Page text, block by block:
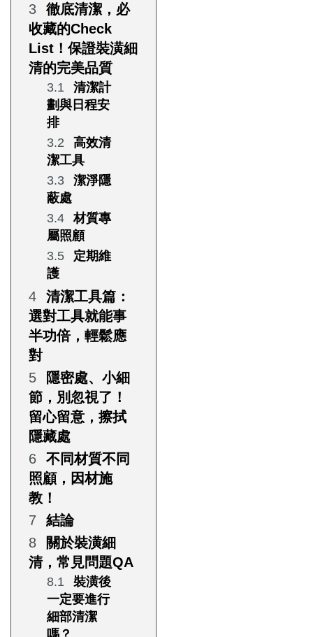
徹底清潔，必
收藏的Check
List！保證裝潢細
清的完美品質
清潔計
劃與日程安
排
高效清
潔工具
潔淨隱
蔽處
材質專
屬照顧
定期維
護
清潔工具篇：
選對工具就能事
半功倍，輕鬆應
對
隱密處、小細
節，別忽視了！
留心留意，擦拭
隱藏處
不同材質不同
照顧，因材施
教！
結論
關於裝潢細
清，常見問題QA
裝潢後
一定要進行
細部清潔
嗎？